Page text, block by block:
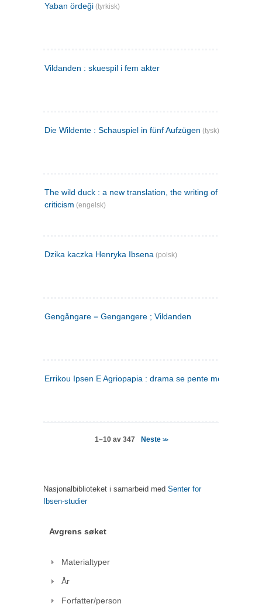
Yaban ördeği (tyrkisk)
Vildanden : skuespil i fem akter
Die Wildente : Schauspiel in fünf Aufzügen (tysk)
The wild duck : a new translation, the writing of the play,
criticism (engelsk)
Dzika kaczka Henryka Ibsena (polsk)
Gengångare = Gengangere ; Vildanden
Errikou Ipsen E Agriopapia : drama se pente mere
1–10 av 347 Neste >>
Nasjonalbiblioteket i samarbeid med Senter for
Ibsen-studier
Avgrens søket
Materialtyper
År
Forfatter/person